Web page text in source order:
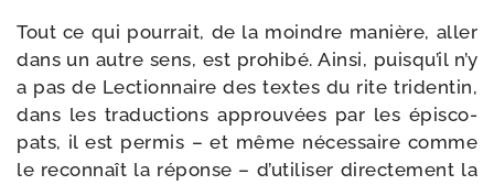
Tout ce qui pour­rait, de la moindre manière, aller
dans un autre sens, est pro­hi­bé. Ainsi, puisqu’il n’y
a pas de Lectionnaire des textes du rite tri­den­tin,
dans les tra­duc­tions approu­vées par les épis­co­
pats, il est per­mis – et même néces­saire comme
le recon­naît la réponse – d’utiliser direc­te­ment la